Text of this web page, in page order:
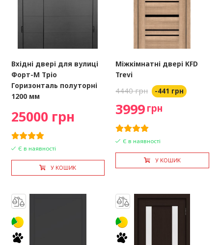
Вхідні двері для вулиці
Форт-М Тріо
Горизонталь полуторні
1200 мм
25000 грн
Є в наявності
У КОШИК
Міжкімнатні двері KFD
Trevi
4440 грн -441 грн
3999 грн
Є в наявності
У КОШИК